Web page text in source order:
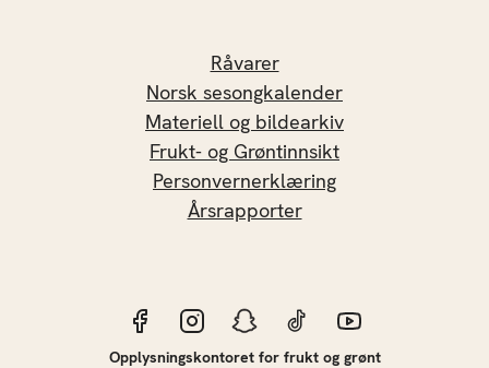
Råvarer
Norsk sesongkalender
Materiell og bildearkiv
Frukt- og Grøntinnsikt
Personvernerklæring
Årsrapporter
Opplysningskontoret for frukt og grønt